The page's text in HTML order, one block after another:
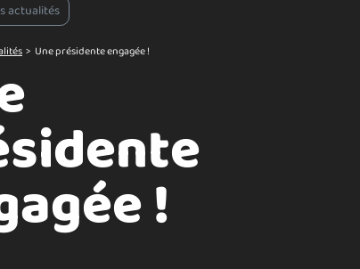
actualités
> Une présidente engagée !
!